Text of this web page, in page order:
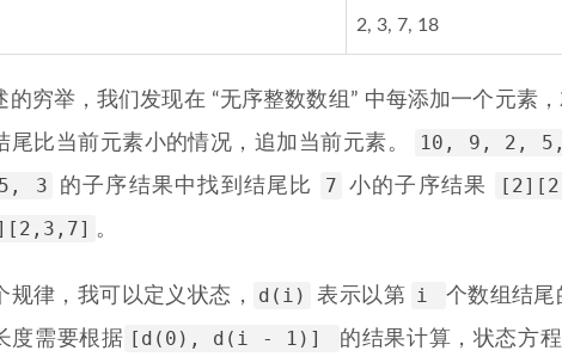
2, 3, 7, 18
的穷举，我们发现在 “无序整数数组” 中每添加一个元素
尾比当前元素小的情况，追加当前元素。
10, 9, 2,
3
的子序结果中找到结尾比 7 小的子序结果
。
规律，我可以定义状态， d(i) 表示以第 i
个数组结尾
度需要根据 [d(0), d(i - 1)] 的结果计算，状态方程